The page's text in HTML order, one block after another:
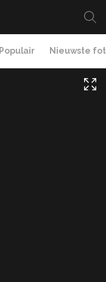
Populair Nieuwste